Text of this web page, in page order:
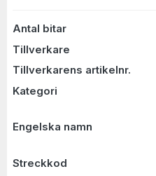
Antal bitar
Tillverkare
Tillverkarens artikelnr.
Kategori
Engelska namn
Streckkod